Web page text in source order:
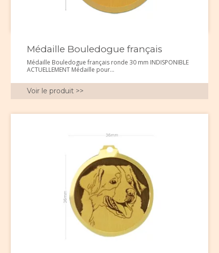
Médaille Bouledogue français
Médaille Bouledogue français ronde 30 mm INDISPONIBLE
ACTUELLEMENT Médaille pour...
Voir le produit >>